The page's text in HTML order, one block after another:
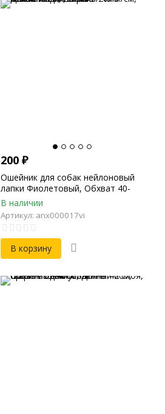
200₽
Ошейник для собак нейлоновый
лапки Фиолетовый, Обхват 40-
67см, Длина 70см, Ширина 20мм
В наличии
Артикул: anx000017vi
В корзину